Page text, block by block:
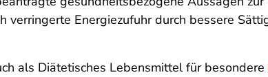
verringerte Energiezufuhr durch bessere
als Diätetisches Lebensmittel für besondere